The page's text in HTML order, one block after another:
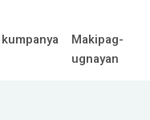
kumpanya
Makipag-
ugnayan